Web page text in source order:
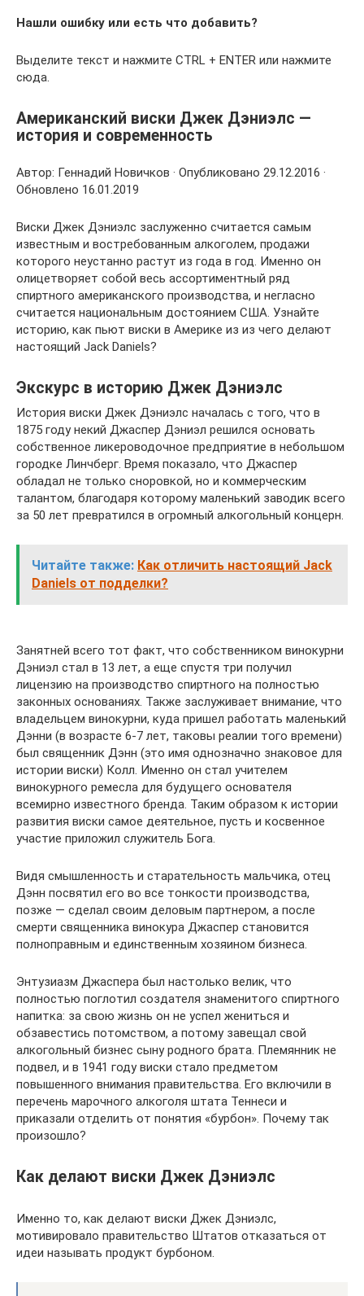
Нашли ошибку или есть что добавить?
Выделите текст и нажмите CTRL + ENTER или нажмите
сюда.
Американский виски Джек Дэниэлс —
история и современность
Автор: Геннадий Новичков · Опубликовано 29.12.2016 ·
Обновлено 16.01.2019
Виски Джек Дэниэлс заслуженно считается самым
известным и востребованным алкоголем, продажи
которого неустанно растут из года в год. Именно он
олицетворяет собой весь ассортиментный ряд
спиртного американского производства, и негласно
считается национальным достоянием США. Узнайте
историю, как пьют виски в Америке из из чего делают
настоящий Jack Daniels?
Экскурс в историю Джек Дэниэлс
История виски Джек Дэниэлс началась с того, что в
1875 году некий Джаспер Дэниэл решился основать
собственное ликероводочное предприятие в небольшом
городке Линчберг. Время показало, что Джаспер
обладал не только сноровкой, но и коммерческим
талантом, благодаря которому маленький заводик всего
за 50 лет превратился в огромный алкогольный концерн.
Читайте также: Как отличить настоящий Jack
Daniels от подделки?
Занятней всего тот факт, что собственником винокурни
Дэниэл стал в 13 лет, а еще спустя три получил
лицензию на производство спиртного на полностью
законных основаниях. Также заслуживает внимание, что
владельцем винокурни, куда пришел работать маленький
Дэнни (в возрасте 6-7 лет, таковы реалии того времени)
был священник Дэнн (это имя однозначно знаковое для
истории виски) Колл. Именно он стал учителем
винокурного ремесла для будущего основателя
всемирно известного бренда. Таким образом к истории
развития виски самое деятельное, пусть и косвенное
участие приложил служитель Бога.
Видя смышленность и старательность мальчика, отец
Дэнн посвятил его во все тонкости производства,
позже — сделал своим деловым партнером, а после
смерти священника винокура Джаспер становится
полноправным и единственным хозяином бизнеса.
Энтузиазм Джаспера был настолько велик, что
полностью поглотил создателя знаменитого спиртного
напитка: за свою жизнь он не успел жениться и
обзавестись потомством, а потому завещал свой
алкогольный бизнес сыну родного брата. Племянник не
подвел, и в 1941 году виски стало предметом
повышенного внимания правительства. Его включили в
перечень марочного алкоголя штата Теннеси и
приказали отделить от понятия «бурбон». Почему так
произошло?
Как делают виски Джек Дэниэлс
Именно то, как делают виски Джек Дэниэлс,
мотивировало правительство Штатов отказаться от
идеи называть продукт бурбоном.